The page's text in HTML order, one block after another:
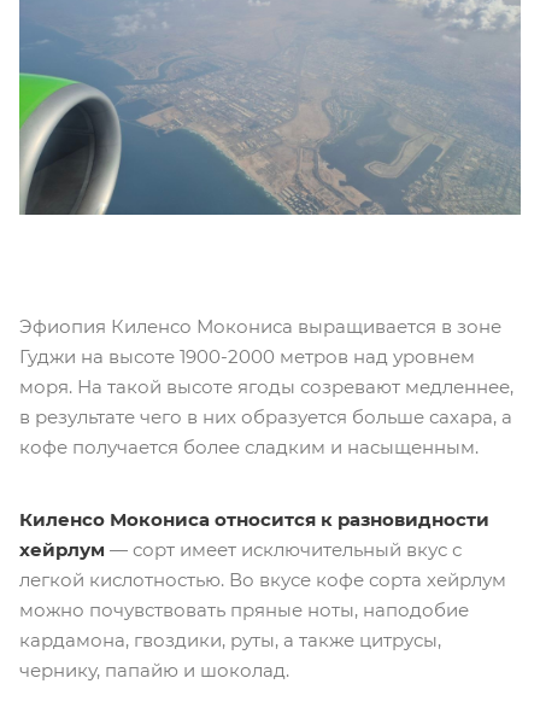
Эфиопия Киленсо Мокониса выращивается в зоне
Гуджи на высоте 1900-2000 метров над уровнем
моря. На такой высоте ягоды созревают медленнее,
в результате чего в них образуется больше сахара, а
кофе получается более сладким и насыщенным.
Киленсо Мокониса относится к разновидности
хейрлум — сорт имеет исключительный вкус с
легкой кислотностью. Во вкусе кофе сорта хейрлум
можно почувствовать пряные ноты, наподобие
кардамона, гвоздики, руты, а также цитрусы,
чернику, папайю и шоколад.